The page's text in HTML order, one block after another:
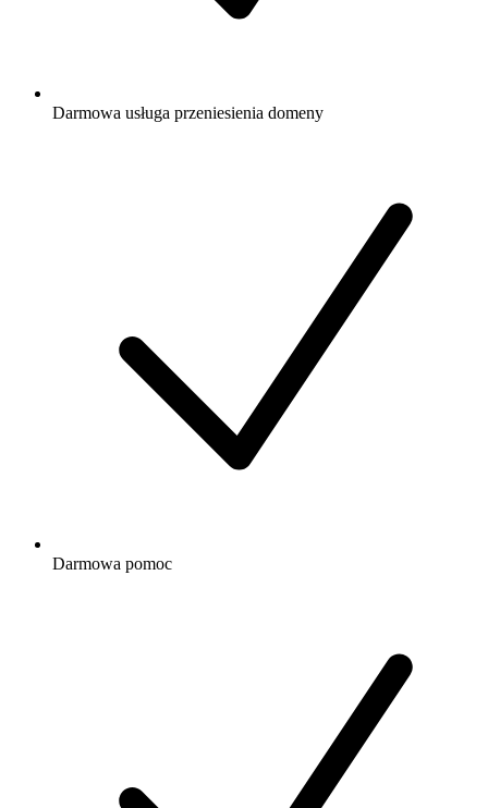
Darmowa usługa przeniesienia domeny
Darmowa pomoc